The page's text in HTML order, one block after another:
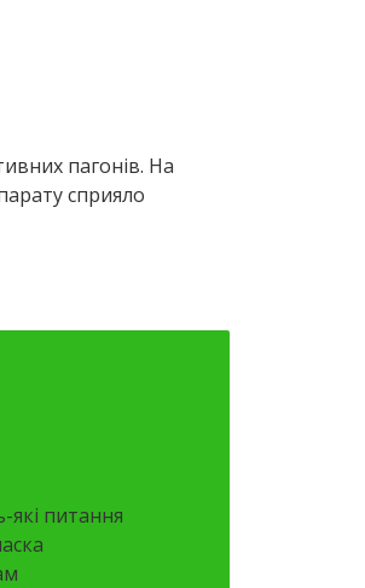
пагонів. На
сприяло
питання